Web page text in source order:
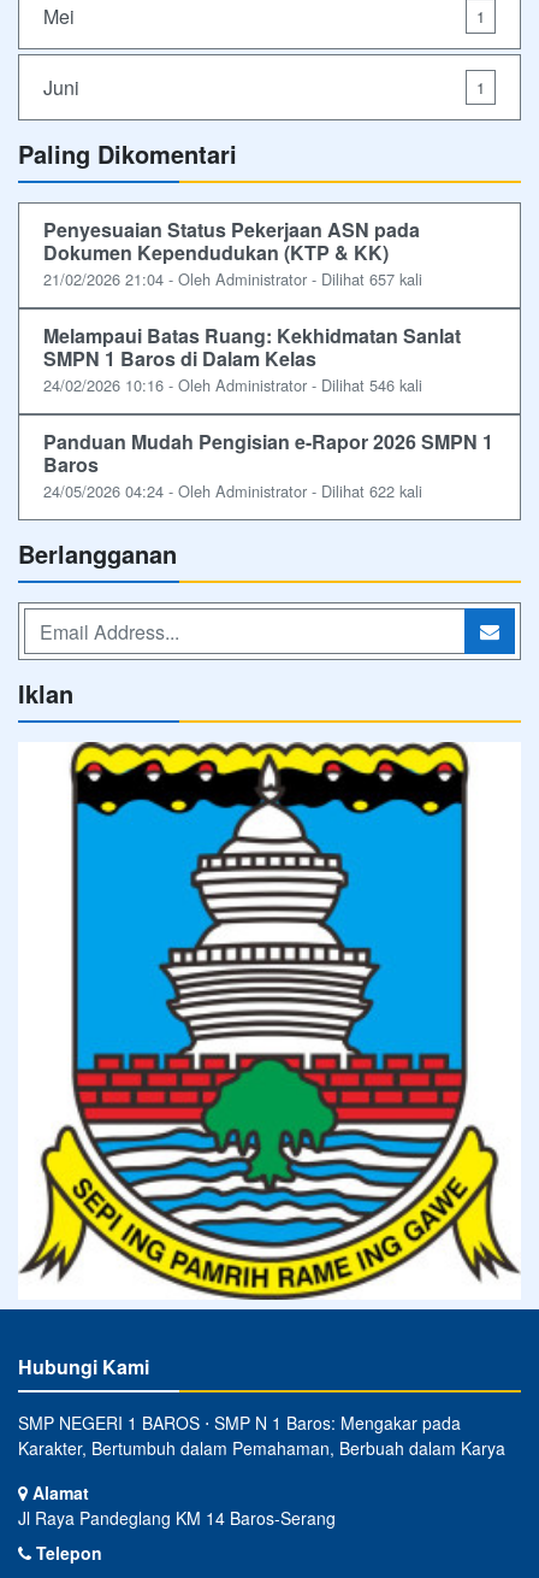
Mei 1
Juni 1
Paling Dikomentari
Penyesuaian Status Pekerjaan ASN pada
Dokumen Kependudukan (KTP & KK)
21/02/2026 21:04 - Oleh Administrator - Dilihat 657 kali
Melampaui Batas Ruang: Kekhidmatan Sanlat
SMPN 1 Baros di Dalam Kelas
24/02/2026 10:16 - Oleh Administrator - Dilihat 546 kali
Panduan Mudah Pengisian e-Rapor 2026 SMPN 1
Baros
24/05/2026 04:24 - Oleh Administrator - Dilihat 622 kali
Berlangganan
Iklan
Hubungi Kami
SMP NEGERI 1 BAROS ⋅ SMP N 1 Baros: Mengakar pada
Karakter, Bertumbuh dalam Pemahaman, Berbuah dalam Karya
Alamat
Jl Raya Pandeglang KM 14 Baros-Serang
Telepon